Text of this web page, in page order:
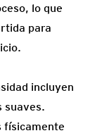
lo que
para
incluyen
suaves.
físicamente